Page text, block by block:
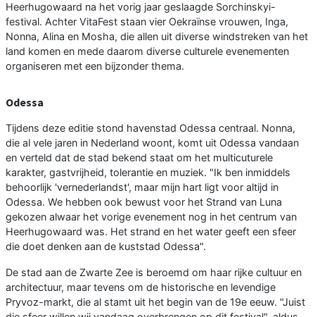
Heerhugowaard na het vorig jaar geslaagde Sorchinskyi-
festival. Achter VitaFest staan vier Oekraïnse vrouwen, Inga,
Nonna, Alina en Mosha, die allen uit diverse windstreken van het
land komen en mede daarom diverse culturele evenementen
organiseren met een bijzonder thema.
Odessa
Tijdens deze editie stond havenstad Odessa centraal. Nonna,
die al vele jaren in Nederland woont, komt uit Odessa vandaan
en verteld dat de stad bekend staat om het multicuturele
karakter, gastvrijheid, tolerantie en muziek. "Ik ben inmiddels
behoorlijk 'vernederlandst', maar mijn hart ligt voor altijd in
Odessa. We hebben ook bewust voor het Strand van Luna
gekozen alwaar het vorige evenement nog in het centrum van
Heerhugowaard was. Het strand en het water geeft een sfeer
die doet denken aan de kuststad Odessa".
De stad aan de Zwarte Zee is beroemd om haar rijke cultuur en
architectuur, maar tevens om de historische en levendige
Pryvoz-markt, die al stamt uit het begin van de 19e eeuw. "Juist